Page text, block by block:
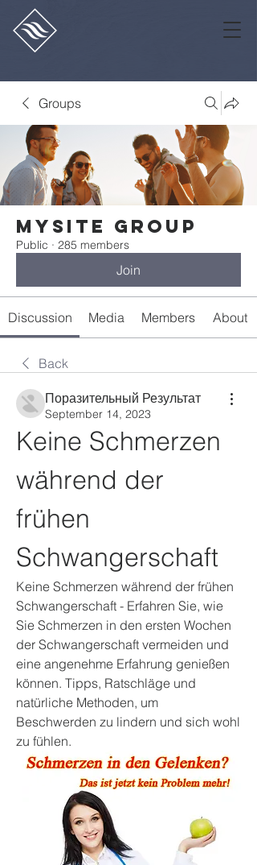
Groups
Mysite Group
Public · 285 members
Join
Discussion Media Members About
Back
Поразительный Результат
September 14, 2023
Keine Schmerzen
während der
frühen
Schwangerschaft
Keine Schmerzen während der frühen
Schwangerschaft - Erfahren Sie, wie
Sie Schmerzen in den ersten Wochen
der Schwangerschaft vermeiden und
eine angenehme Erfahrung genießen
können. Tipps, Ratschläge und
natürliche Methoden, um
Beschwerden zu lindern und sich wohl
zu fühlen.